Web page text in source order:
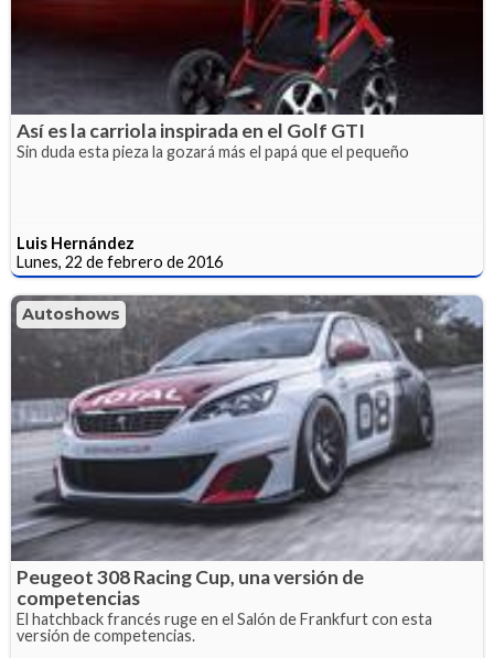
Así es la carriola inspirada en el Golf GTI
Sin duda esta pieza la gozará más el papá que el pequeño
Luis Hernández
Lunes, 22 de febrero de 2016
Autoshows
Peugeot 308 Racing Cup, una versión de
competencias
El hatchback francés ruge en el Salón de Frankfurt con esta
versión de competencias.